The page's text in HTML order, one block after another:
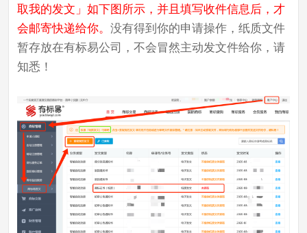
取我的发文」如下图所示，并且填写收件信息后，才
会邮寄快递给你。 没有得到你的申请操作，纸质文件
暂存放在有标易公司，不会冒然主动发文件给你，请
知悉！